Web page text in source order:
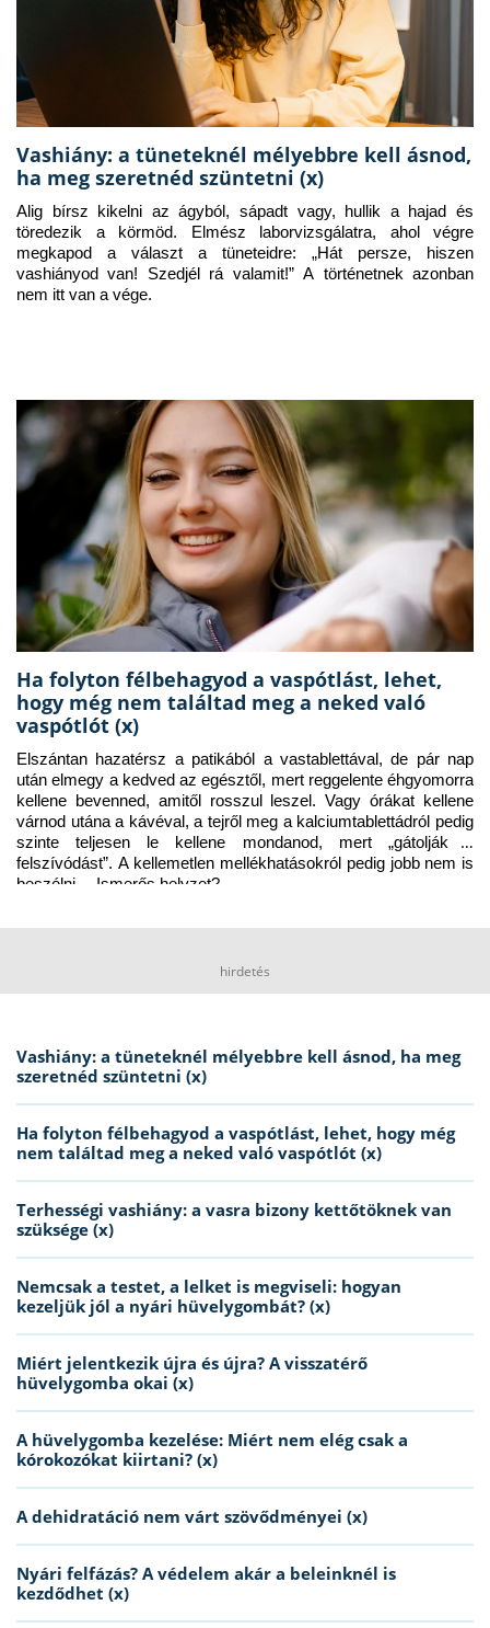
Vashiány: a tüneteknél mélyebbre kell ásnod,
ha meg szeretnéd szüntetni (x)
Alig bírsz kikelni az ágyból, sápadt vagy, hullik a hajad és
töredezik a körmöd. Elmész laborvizsgálatra, ahol végre
megkapod a választ a tüneteidre: „Hát persze, hiszen
vashiányod van! Szedjél rá valamit!” A történetnek azonban
nem itt van a vége.
Ha folyton félbehagyod a vaspótlást, lehet,
hogy még nem találtad meg a neked való
vaspótlót (x)
Elszántan hazatérsz a patikából a vastablettával, de pár nap
után elmegy a kedved az egésztől, mert reggelente éhgyomorra
kellene bevenned, amitől rosszul leszel. Vagy órákat kellene
várnod utána a kávéval, a tejről meg a kalciumtablettádról pedig
szinte teljesen le kellene mondanod, mert „gátolják a
felszívódást”. A kellemetlen mellékhatásokról pedig jobb nem is
beszélni… Ismerős helyzet?
hirdetés
Vashiány: a tüneteknél mélyebbre kell ásnod, ha meg
szeretnéd szüntetni (x)
Ha folyton félbehagyod a vaspótlást, lehet, hogy még
nem találtad meg a neked való vaspótlót (x)
Terhességi vashiány: a vasra bizony kettőtöknek van
szüksége (x)
Nemcsak a testet, a lelket is megviseli: hogyan
kezeljük jól a nyári hüvelygombát? (x)
Miért jelentkezik újra és újra? A visszatérő
hüvelygomba okai (x)
A hüvelygomba kezelése: Miért nem elég csak a
kórokozókat kiirtani? (x)
A dehidratáció nem várt szövődményei (x)
Nyári felfázás? A védelem akár a beleinknél is
kezdődhet (x)